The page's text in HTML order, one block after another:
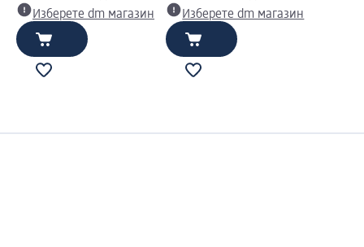
Изберете dm магазин
Изберете dm магазин